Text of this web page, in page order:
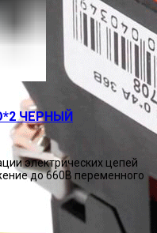
ЧЕРНЫЙ
электрических цепей
до 660В переменного